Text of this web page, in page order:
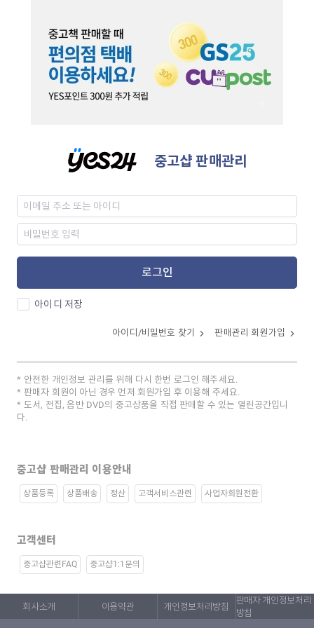
중고샵 판매관리
로그인
아이디 저장
아이디/비밀번호 찾기 판매관리 회원가입
안전한 개인정보 관리를 위해 다시 한번 로그인 해주세요.
판매자 회원이 아닌 경우 먼저 회원가입 후 이용해 주세요.
도서, 전집, 음반 DVD의 중고상품을 직접 판매할 수 있는 열린공간입니
다.
중고샵 판매관리 이용안내
상품등록 상품배송 정산 고객서비스관련 사업자회원전환
고객센터
중고샵관련FAQ 중고샵1:1문의
회사소개 이용약관 개인정보처리방침
판매자 개인정보처리
방침